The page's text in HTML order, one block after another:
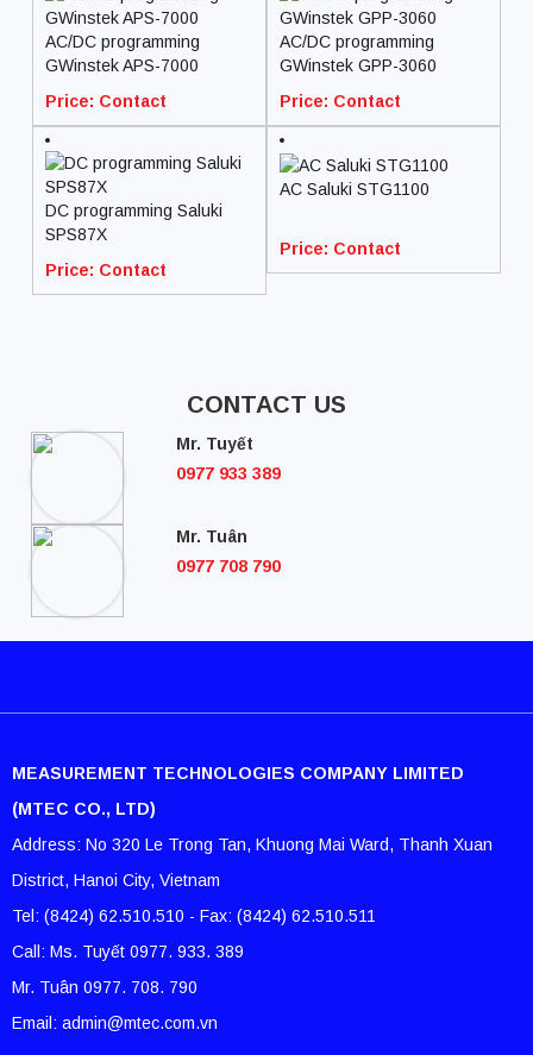
AC/DC programming
GWinstek APS-7000
Price: Contact
AC/DC programming
GWinstek GPP-3060
Price: Contact
DC programming Saluki
SPS87X
Price: Contact
AC Saluki STG1100
Price: Contact
CONTACT US
Mr. Tuyết
0977 933 389
Mr. Tuân
0977 708 790
MEASUREMENT TECHNOLOGIES COMPANY LIMITED
(MTEC CO., LTD)
Address: No 320 Le Trong Tan, Khuong Mai Ward, Thanh Xuan
District, Hanoi City, Vietnam
Tel: (8424) 62.510.510 - Fax: (8424) 62.510.511
Call: Ms. Tuyết 0977. 933. 389
Mr. Tuân 0977. 708. 790
Email: admin@mtec.com.vn